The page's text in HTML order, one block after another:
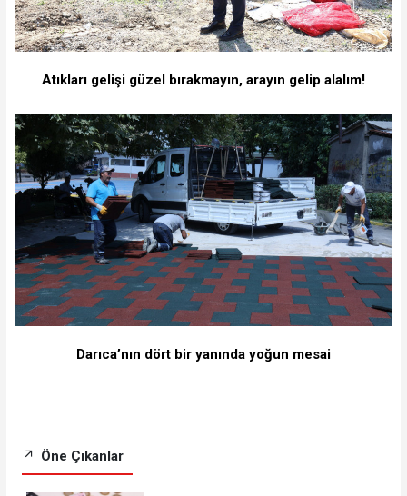
Atıkları gelişi güzel bırakmayın, arayın gelip alalım!
Darıca’nın dört bir yanında yoğun mesai
Öne Çıkanlar